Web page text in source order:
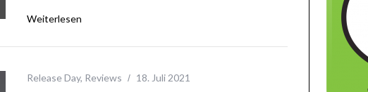
Weiterlesen
Release Day, Reviews 18. Juli 2021